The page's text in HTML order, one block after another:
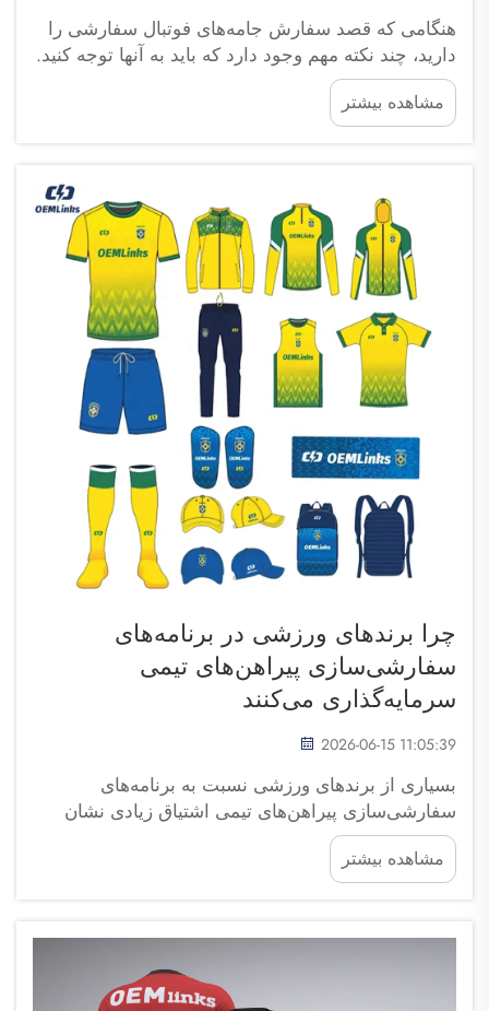
هنگامی که قصد سفارش جامه‌های فوتبال سفارشی را
دارید، چند نکته مهم وجود دارد که باید به آنها توجه کنید.
جامه‌های فوتبال صرفاً لباس نیستند؛ بلکه نماد تیم شما
هستند و می‌توانند باعث ایجاد احساس غرور در شما
هنگام پوشیدن آنها شوند. آیا جامه‌ها را برای یک مدرسه
مشاهده بیشتر
چرا برندهای ورزشی در برنامه‌های
سفارشی‌سازی پیراهن‌های تیمی
سرمایه‌گذاری می‌کنند
2026-06-15 11:05:39
بسیاری از برندهای ورزشی نسبت به برنامه‌های
سفارشی‌سازی پیراهن‌های تیمی اشتیاق زیادی نشان
می‌دهند. این برنامه‌ها به طرفداران اجازه می‌دهند تا
پیراهن‌های خود را با نام‌ها، شماره‌ها و طرح‌های مورد
علاقه‌شان طراحی کنند. شرکت فوجوو سایپولانگ برای
علاقه‌مند است. آن‌ها اهمیت این موضوع را درک
مشاهده بیشتر